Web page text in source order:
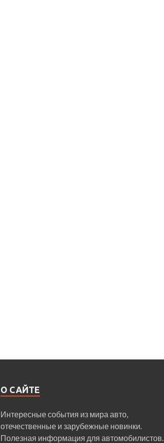
О САЙТЕ
Интересные события из мира авто,
отечественные и зарубежные новинки.
Полезная информация для автомобилистов.